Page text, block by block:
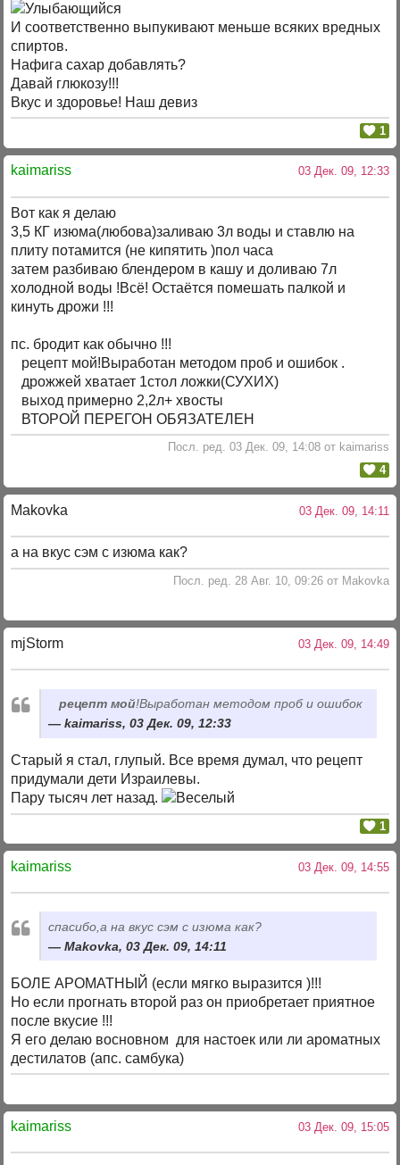
И соответственно выпукивают меньше всяких вредных
спиртов.
Нафига сахар добавлять?
Давай глюкозу!!!
Вкус и здоровье! Наш девиз
1
kaimariss 03 Дек. 09, 12:33
Вот как я делаю
3,5 КГ изюма(любова)заливаю 3л воды и ставлю на
плиту потамится (не кипятить )пол часа
затем разбиваю блендером в кашу и доливаю 7л
холодной воды !Всё! Остаётся помешать палкой и
кинуть дрожи !!!
пс. бродит как обычно !!!
рецепт мой!Выработан методом проб и ошибок .
дрожжей хватает 1стол ложки(СУХИХ)
выход примерно 2,2л+ хвосты
ВТОРОЙ ПЕРЕГОН ОБЯЗАТЕЛЕН
Посл. ред. 03 Дек. 09, 14:08 от kaimariss
4
Makovka 03 Дек. 09, 14:11
а на вкус сэм с изюма как?
Посл. ред. 28 Авг. 10, 09:26 от Makovka
mjStоrm 03 Дек. 09, 14:49
рецепт мой!Выработан методом проб и ошибок
kaimariss, 03 Дек. 09, 12:33
Старый я стал, глупый. Все время думал, что рецепт
придумали дети Израилевы.
Пару тысяч лет назад.
1
kaimariss 03 Дек. 09, 14:55
спасибо,а на вкус сэм с изюма как?
Makovka, 03 Дек. 09, 14:11
БОЛЕ АРОМАТНЫЙ (если мягко выразится )!!!
Но если прогнать второй раз он приобретает приятное
после вкусие !!!
Я его делаю восновном для настоек или ли ароматных
дестилатов (апс. самбука)
kaimariss 03 Дек. 09, 15:05